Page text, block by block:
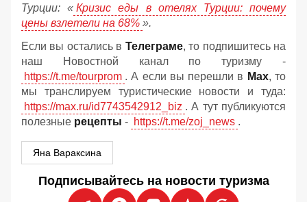
Турции: « Кризис еды в отелях Турции: почему
цены взлетели на 68% ».
Если вы остались в Телеграме, то подпишитесь на
наш Новостной канал по туризму -
https://t.me/tourprom . А если вы перешли в Мах, то
мы транслируем туристические новости и туда:
https://max.ru/id7743542912_biz . А тут публикуются
полезные рецепты - https://t.me/zoj_news .
Яна Вараксина
Подписывайтесь на новости туризма